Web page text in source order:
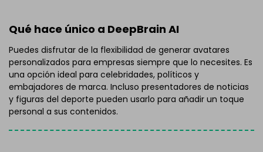
Qué hace único a DeepBrain AI
Puedes disfrutar de la flexibilidad de generar avatares
personalizados para empresas siempre que lo necesites. Es
una opción ideal para celebridades, políticos y
embajadores de marca. Incluso presentadores de noticias
y figuras del deporte pueden usarlo para añadir un toque
personal a sus contenidos.